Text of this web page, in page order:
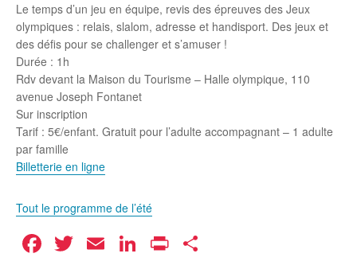
Le temps d’un jeu en équipe, revis des épreuves des Jeux
olympiques : relais, slalom, adresse et handisport. Des jeux et
des défis pour se challenger et s’amuser !
Durée : 1h
Rdv devant la Maison du Tourisme – Halle olympique, 110
avenue Joseph Fontanet
Sur inscription
Tarif : 5€/enfant. Gratuit pour l’adulte accompagnant – 1 adulte
par famille
Billetterie en ligne
Tout le programme de l’été
Facebook
Twitter
EmailLinkedIn
Print